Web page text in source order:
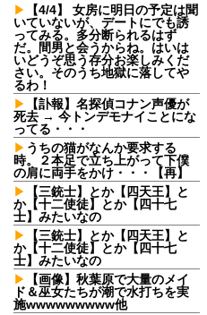
【4/4】 女房に明日の予定は聞
いていないが、デートにでも誘
ってみる。多分断られるはず
だ。間男と会うからね。はいは
いどうぞ思う存分お楽しみくだ
さい。そのうち地獄に落してや
るわ！
【訃報】名探偵コナン声優が
死去 → 今トンデモナイことにな
ってる・・・
うちの猫がなんか要求する
時。２本足で立ち上がって下僕
の肩に両手をかけ・・・【再】
【三銃士】とか【四天王】と
か【十二使徒】とか【四十七
士】みたいなの
【三銃士】とか【四天王】と
か【十二使徒】とか【四十七
士】みたいなの
【画像】秋葉原で大量のメイ
ド＆巫女たちが潮で水打ちを実
施wwwwwwwww他